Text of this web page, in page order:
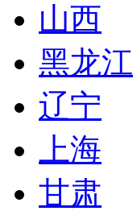
山西
黑龙江
辽宁
上海
甘肃